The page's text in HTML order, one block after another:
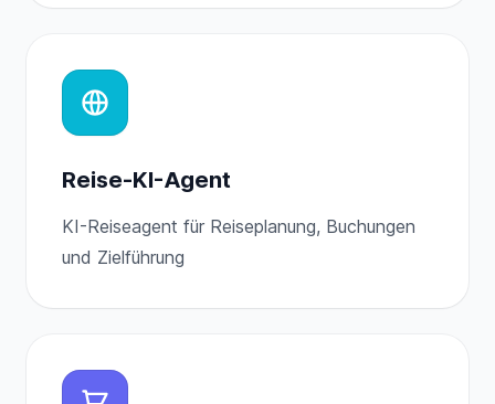
Reise-KI-Agent
KI-Reiseagent für Reiseplanung, Buchungen
und Zielführung